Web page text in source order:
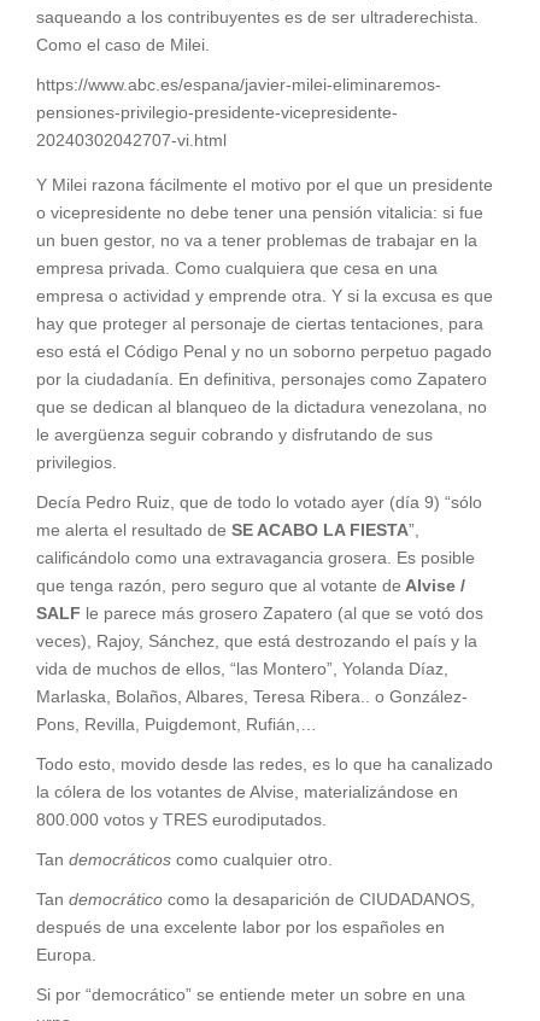
saqueando a los contribuyentes es de ser ultraderechista.
Como el caso de Milei.
https://www.abc.es/espana/javier-milei-eliminaremos-
pensiones-privilegio-presidente-vicepresidente-
20240302042707-vi.html
Y Milei razona fácilmente el motivo por el que un presidente
o vicepresidente no debe tener una pensión vitalicia: si fue
un buen gestor, no va a tener problemas de trabajar en la
empresa privada. Como cualquiera que cesa en una
empresa o actividad y emprende otra. Y si la excusa es que
hay que proteger al personaje de ciertas tentaciones, para
eso está el Código Penal y no un soborno perpetuo pagado
por la ciudadanía. En definitiva, personajes como Zapatero
que se dedican al blanqueo de la dictadura venezolana, no
le avergüenza seguir cobrando y disfrutando de sus
privilegios.
Decía Pedro Ruiz, que de todo lo votado ayer (día 9) “sólo
me alerta el resultado de SE ACABO LA FIESTA”,
calificándolo como una extravagancia grosera. Es posible
que tenga razón, pero seguro que al votante de Alvise /
SALF le parece más grosero Zapatero (al que se votó dos
veces), Rajoy, Sánchez, que está destrozando el país y la
vida de muchos de ellos, “las Montero”, Yolanda Díaz,
Marlaska, Bolaños, Albares, Teresa Ribera.. o González-
Pons, Revilla, Puigdemont, Rufián,…
Todo esto, movido desde las redes, es lo que ha canalizado
la cólera de los votantes de Alvise, materializándose en
800.000 votos y TRES eurodiputados.
Tan democráticos como cualquier otro.
Tan democrático como la desaparición de CIUDADANOS,
después de una excelente labor por los españoles en
Europa.
Si por “democrático” se entiende meter un sobre en una